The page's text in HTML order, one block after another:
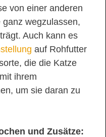
von einer anderen
wegzulassen,
Auch kann es
auf Rohfutter
die die Katze
ihrem
um sie daran zu
und Zusätze: